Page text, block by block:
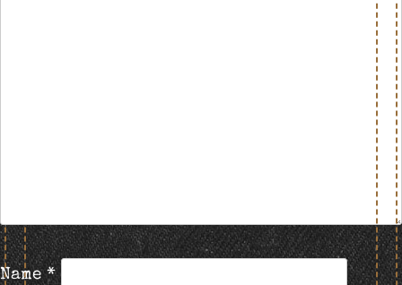
Name*